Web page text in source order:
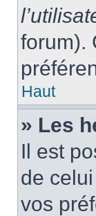
forum).
Haut
» Les
Il est
de
vos